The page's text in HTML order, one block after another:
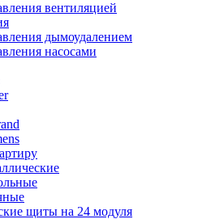
вентиляцией
дымоудалением
насосами
щиты на 24 модуля